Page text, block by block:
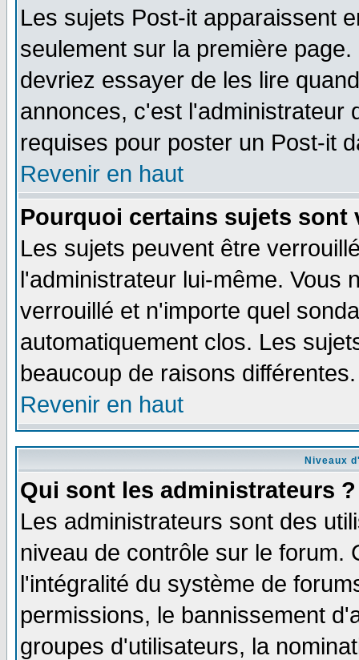
Les sujets Post-it apparaissent
seulement sur la première
devriez essayer de les lire
annonces, c'est l'administrateur
requises pour poster un Post-it
Revenir en haut
Pourquoi certains sujets sont
Les sujets peuvent être
l'administrateur lui-même. Vous
verrouillé et n'importe quel
automatiquement clos. Les
beaucoup de raisons différentes.
Revenir en haut
Niveaux
Qui sont les administrateurs ?
Les administrateurs sont des
niveau de contrôle sur le forum.
l'intégralité du système de
permissions, le bannissement
groupes d'utilisateurs, la